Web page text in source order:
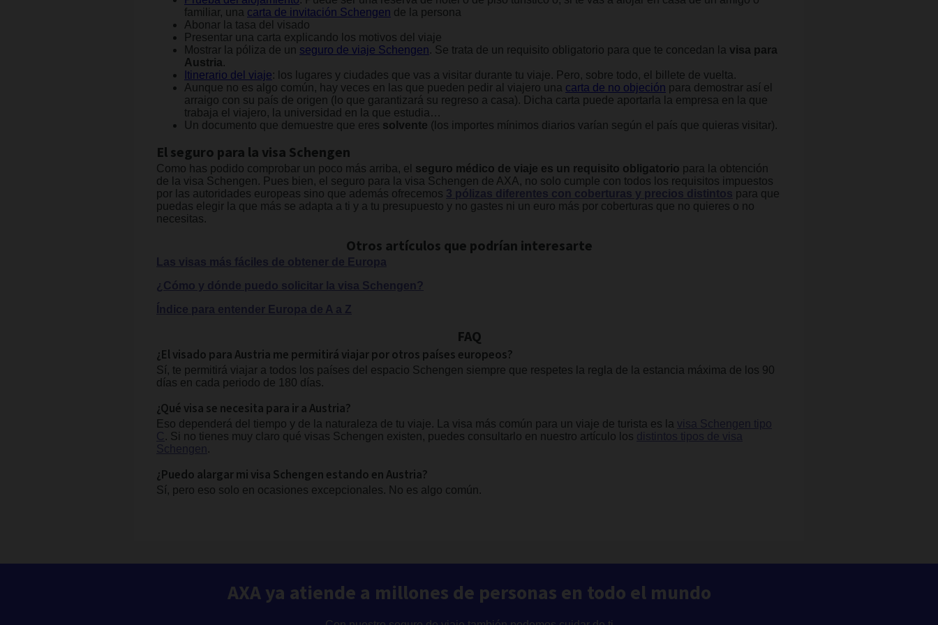
familiar, una carta de invitación Schengen de la persona
Abonar la tasa del visado
Presentar una carta explicando los motivos del viaje
Mostrar la póliza de un seguro de viaje Schengen. Se trata de un requisito obligatorio para que te concedan la visa para
Austria.
Itinerario del viaje: los lugares y ciudades que vas a visitar durante tu viaje. Pero, sobre todo, el billete de vuelta.
Aunque no es algo común, hay veces en las que pueden pedir al viajero una carta de no objeción para demostrar así el
arraigo con su país de origen (lo que garantizará su regreso a casa). Dicha carta puede aportarla la empresa en la que
trabaja el viajero, la universidad en la que estudia…
Un documento que demuestre que eres solvente (los importes mínimos diarios varían según el país que quieras visitar).
El seguro para la visa Schengen
Como has podido comprobar un poco más arriba, el seguro médico de viaje es un requisito obligatorio para la obtención
de la visa Schengen. Pues bien, el seguro para la visa Schengen de AXA, no solo cumple con todos los requisitos impuestos
por las autoridades europeas sino que además ofrecemos 3 pólizas diferentes con coberturas y precios distintos para que
puedas elegir la que más se adapta a ti y a tu presupuesto y no gastes ni un euro más por coberturas que no quieres o no
necesitas.
Otros artículos que podrían interesarte
Las visas más fáciles de obtener de Europa
¿Cómo y dónde puedo solicitar la visa Schengen?
Índice para entender Europa de A a Z
FAQ
¿El visado para Austria me permitirá viajar por otros países europeos?
Sí, te permitirá viajar a todos los países del espacio Schengen siempre que respetes la regla de la estancia máxima de los 90
días en cada periodo de 180 días.
¿Qué visa se necesita para ir a Austria?
Eso dependerá del tiempo y de la naturaleza de tu viaje. La visa más común para un viaje de turista es la visa Schengen tipo
C . Si no tienes muy claro qué visas Schengen existen, puedes consultarlo en nuestro artículo los distintos tipos de visa
Schengen
.
¿Puedo alargar mi visa Schengen estando en Austria?
Sí, pero eso solo en ocasiones excepcionales. No es algo común.
AXA ya atiende a millones de personas en todo el mundo